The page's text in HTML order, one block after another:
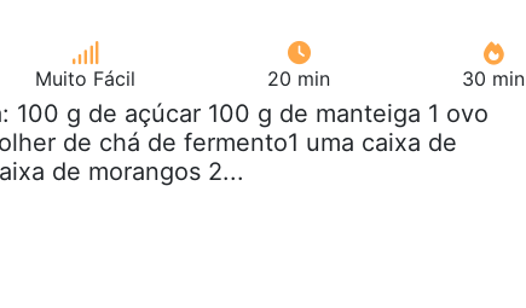
Muito Fácil 20 min 30 min
100 g de açúcar 100 g de manteiga 1 ovo
de chá de fermento1 uma caixa de
de morangos 2...